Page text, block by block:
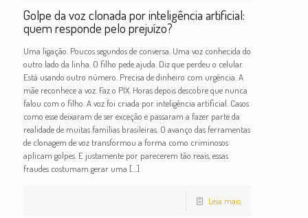
Golpe da voz clonada por inteligência artificial:
quem responde pelo prejuízo?
Uma ligação. Poucos segundos de conversa. Uma voz conhecida do
outro lado da linha. O filho pede ajuda. Diz que perdeu o celular.
Está usando outro número. Precisa de dinheiro com urgência. A
mãe reconhece a voz. Faz o PIX. Horas depois descobre que nunca
falou com o filho. A voz foi criada por inteligência artificial. Casos
como esse deixaram de ser exceção e passaram a fazer parte da
realidade de muitas famílias brasileiras. O avanço das ferramentas
de clonagem de voz transformou a forma como criminosos
aplicam golpes. E justamente por parecerem tão reais, essas
fraudes costumam gerar uma […]
Leia mais